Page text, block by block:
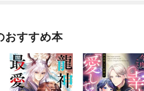
おすすめ本